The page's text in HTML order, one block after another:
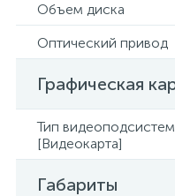
Объем диска
Оптический привод
Графическая
Тип
[Видеокарта]
Габариты